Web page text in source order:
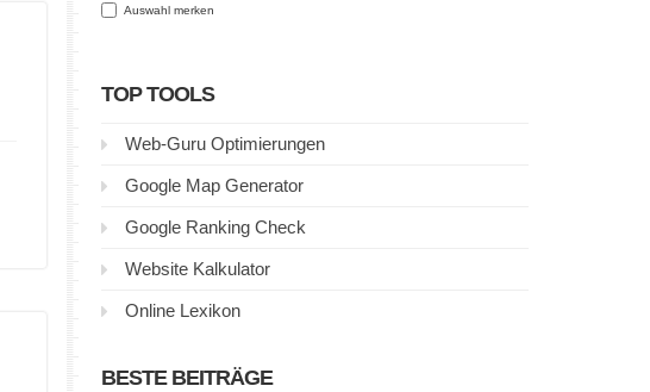
Auswahl merken
TOP TOOLS
Web-Guru Optimierungen
Google Map Generator
Google Ranking Check
Website Kalkulator
Online Lexikon
BESTE BEITRÄGE